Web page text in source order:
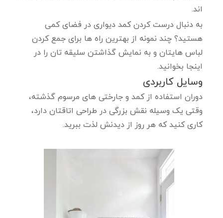
اند.
به دنبال درست کردن کمد دیواری در فضای کمی
هستید؟ چند نمونه از بهترین راه ها برای جمع کردن
لباس هایتان و به نمایش گذاشتن سلیقه تان را در
اینجا بخوانید.
وسایل کاربردی
دوران استفاده از کمد و جارختی های مرسوم گذشته،
وقتی یک وسیله نقش بزرگی در طراحی اتاقتان دارد،
کاری کنید که هر روز از دیدنش لذت ببرید.